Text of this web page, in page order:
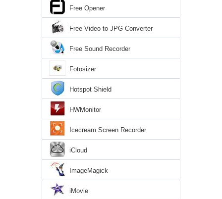
Free Opener
Free Video to JPG Converter
Free Sound Recorder
Fotosizer
Hotspot Shield
HWMonitor
Icecream Screen Recorder
iCloud
ImageMagick
iMovie